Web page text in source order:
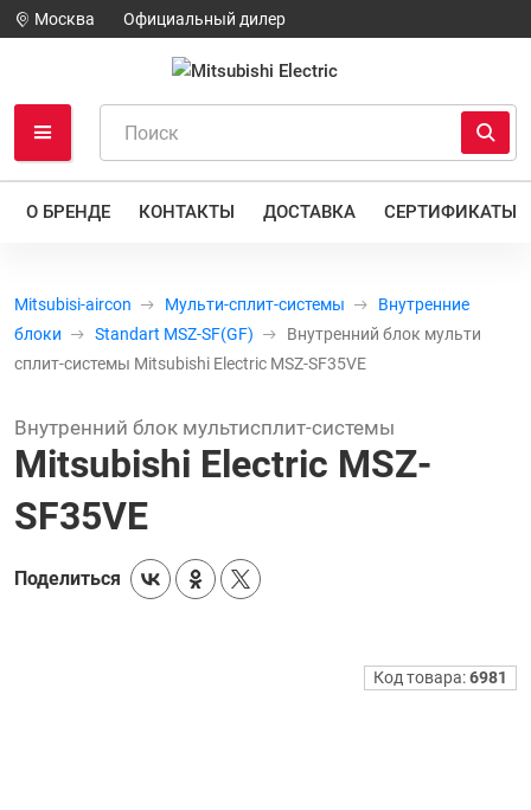
Москва Официальный дилер
О БРЕНДЕ КОНТАКТЫ ДОСТАВКА СЕРТИФИКАТЫ
Mitsubisi-aircon Мульти-сплит-системы
Внутренние
блоки
Standart MSZ-SF(GF)
Внутренний блок мульти
сплит-системы Mitsubishi Electric MSZ-SF35VE
Внутренний блок мультисплит-системы
Mitsubishi Electric MSZ-
SF35VE
Поделиться
Код товара:6981